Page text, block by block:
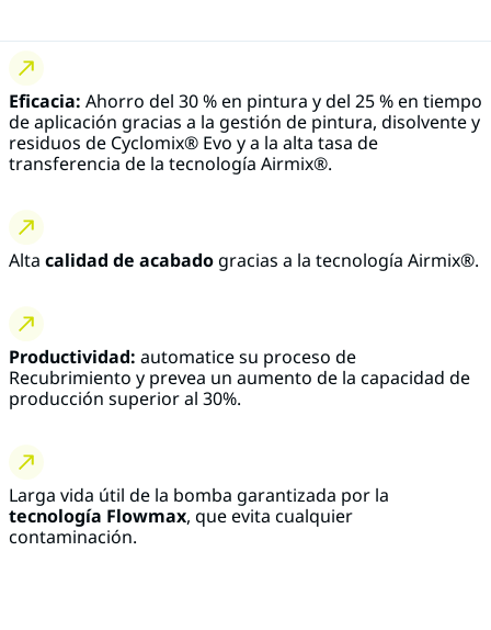
Eficacia: Ahorro del 30 % en pintura y del 25 % en tiempo
de aplicación gracias a la gestión de pintura, disolvente y
residuos de Cyclomix® Evo y a la alta tasa de
transferencia de la tecnología Airmix®.
Alta calidad de acabado gracias a la tecnología Airmix®.
Productividad: automatice su proceso de
Recubrimiento y prevea un aumento de la capacidad de
producción superior al 30%.
Larga vida útil de la bomba garantizada por la
tecnología Flowmax, que evita cualquier
contaminación.